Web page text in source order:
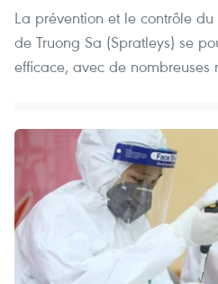
La prévention et le contrôle
de Truong Sa (Spratleys) se
efficace, avec de nombreuses